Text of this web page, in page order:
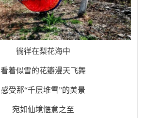
徜徉在梨花海中
看着似雪的花瓣漫天飞舞
感受那“千层堆雪”的美景
宛如仙境惬意之至